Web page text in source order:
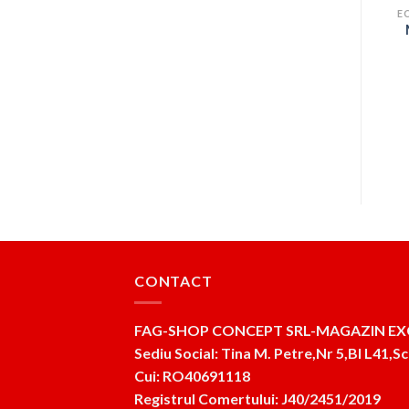
CONTACT
FAG-SHOP CONCEPT SRL-MAGAZIN
Sediu Social: Tina M. Petre,Nr 5,Bl L41,Sc
Cui: RO40691118
Registrul Comertului: J40/2451/2019